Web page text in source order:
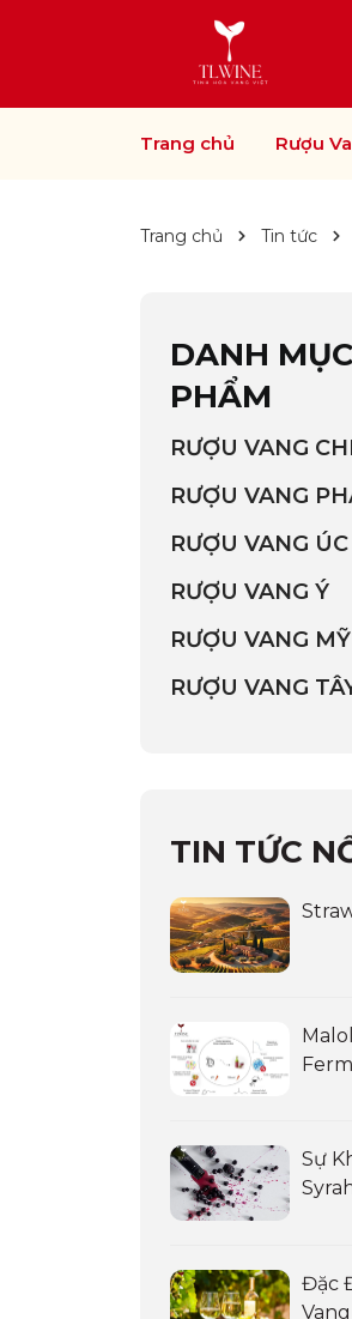
Trang chủ Rượu
Trang chủ Tin tức
DANH
PHẨM
RƯỢU VANG
RƯỢU VANG
RƯỢU VANG ÚC
RƯỢU VANG Ý
RƯỢU VANG MỸ
RƯỢU VANG
TIN TỨC
Sự
Đặc